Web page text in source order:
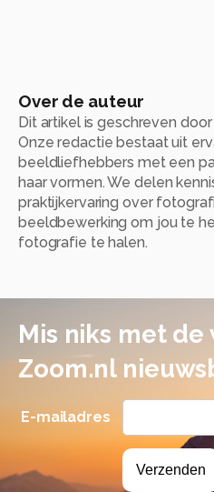
Over de auteur
Dit artikel is geschreven
Onze redactie bestaat uit
beeldliefhebbers met een
haar vormen. We delen
praktijkervaring over
beeldbewerking om jou te
fotografie te halen.
Mis niks met de
Zoom.nl
E-mailadres